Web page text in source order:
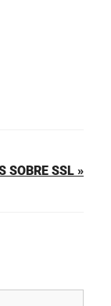
SOBRE SSL »